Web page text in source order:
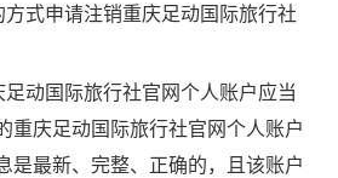
式申请注销重庆足动国际旅行社
动国际旅行社官网个人账户应当
重庆足动国际旅行社官网个人账户
是最新、完整、正确的，且该账户